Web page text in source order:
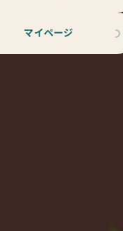
マイページ